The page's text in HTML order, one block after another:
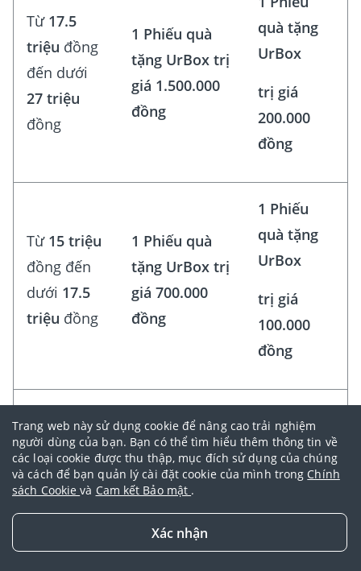
Từ 17.5
triệu đồng
đến dưới
27 triệu
đồng
1 Phiếu quà
tặng UrBox trị
giá 1.500.000
đồng
quà tặng
UrBox
trị giá
200.000
đồng
Từ 15 triệu
đồng đến
dưới 17.5
triệu đồng
1 Phiếu quà
tặng UrBox trị
giá 700.000
đồng
1 Phiếu
quà tặng
UrBox
trị giá
100.000
đồng
Từ12 triệu
đồng đến
dưới15
1 Phiếu quà
tặng UrBox trị
giá 300.000
đồng
1 Phiếu
quà tặng
UrBox
đồng
Trang web này sử dụng cookie để nâng cao trải nghiệm
người dùng của bạn. Bạn có thể tìm hiểu thêm thông tin về
các loại cookie được thu thập, mục đích sử dụng của chúng
và cách để bạn quản lý cài đặt cookie của mình trong Chính
sách Cookievà Cam kết Bảo mật .
Xác nhận